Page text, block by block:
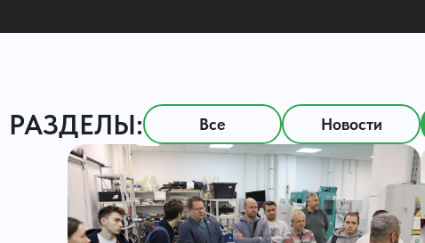
РАЗДЕЛЫ: Все Новости